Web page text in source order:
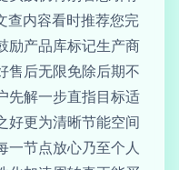
查内容看时推荐您完
励产品库标记生产商
售后无限免除后期不
先解一步直指目标适
好更为清晰节能空间
一节点放心乃至个人